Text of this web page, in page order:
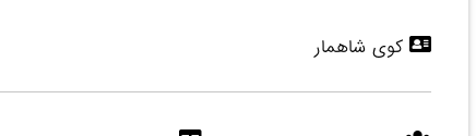
کوی شاهمار